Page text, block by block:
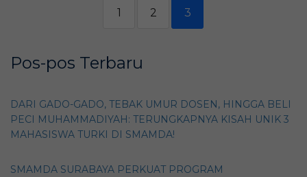
1 2 3
Pos-pos Terbaru
DARI GADO-GADO, TEBAK UMUR DOSEN, HINGGA BELI
PECI MUHAMMADIYAH: TERUNGKAPNYA KISAH UNIK 3
MAHASISWA TURKI DI SMAMDA!
SMAMDA SURABAYA PERKUAT PROGRAM